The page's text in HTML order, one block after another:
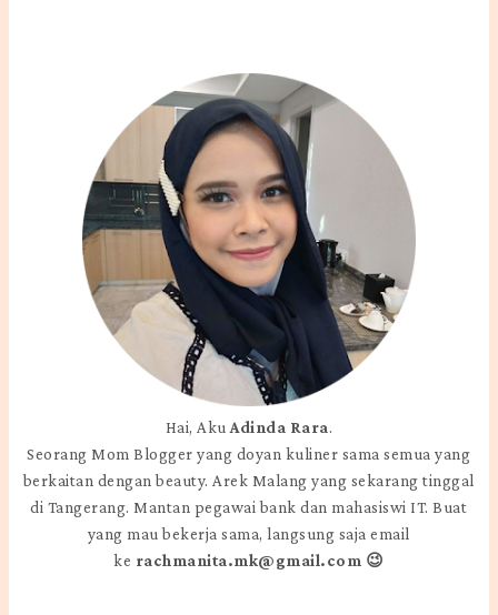
Hai, AkuAdinda Rara.
Seorang Mom Blogger yang doyan kuliner sama semua yang
berkaitan dengan beauty. Arek Malang yang sekarang tinggal
di Tangerang. Mantan pegawai bank dan mahasiswi IT. Buat
yang mau bekerja sama, langsung saja email
ke rachmanita.mk@gmail.com 😉